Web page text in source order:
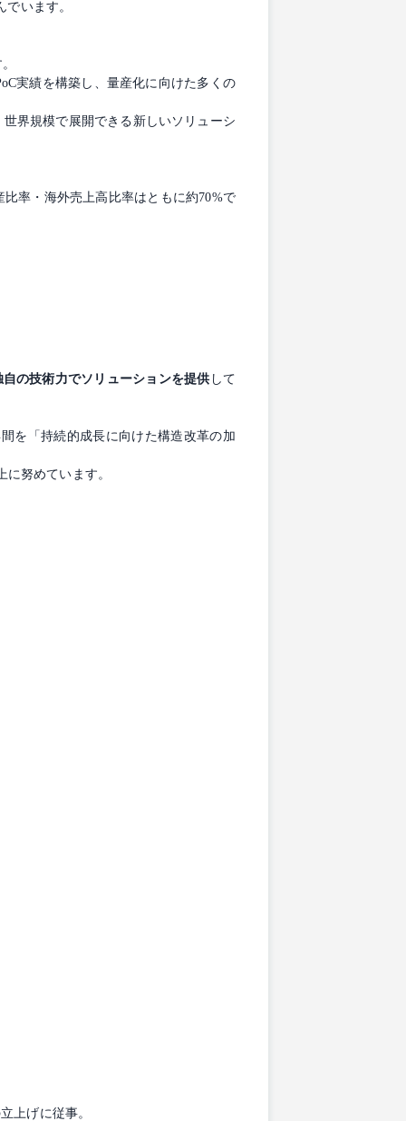
います。
実績を構築し、量産化に向けた多くの
界規模で展開できる新しいソリューシ
率・海外売上高比率はともに約70%で
の技術力でソリューションを提供 して
を「持続的成長に向けた構造改革の加
努めています。
上げに従事。